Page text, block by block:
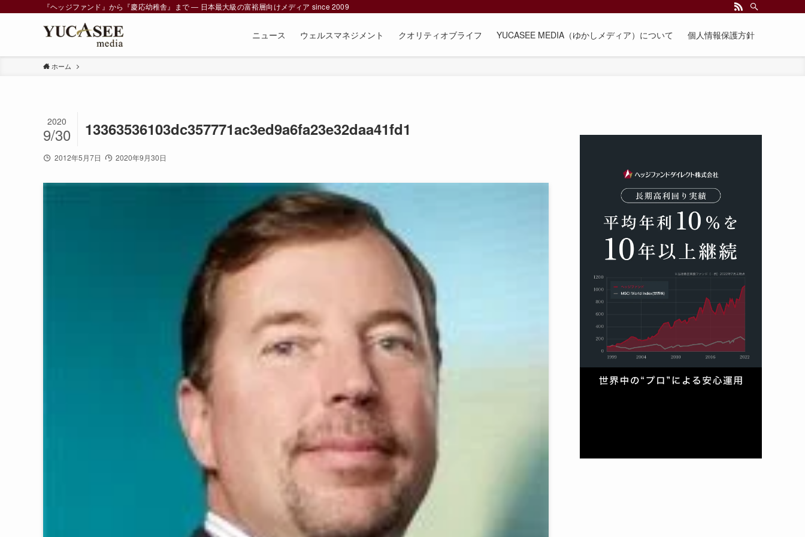
『ヘッジファンド』から『慶応幼稚舎』まで ― 日本最大級の富裕層向けメディア since 2009
ニュース ウェルスマネジメント クオリティオブライフ YUCASEE MEDIA（ゆかしメディア）について 個人情報保護方針
ホーム
13363536103dc357771ac3ed9a6fa23e32daa41fd1
2020
9/30
2012年5月7日 2020年9月30日